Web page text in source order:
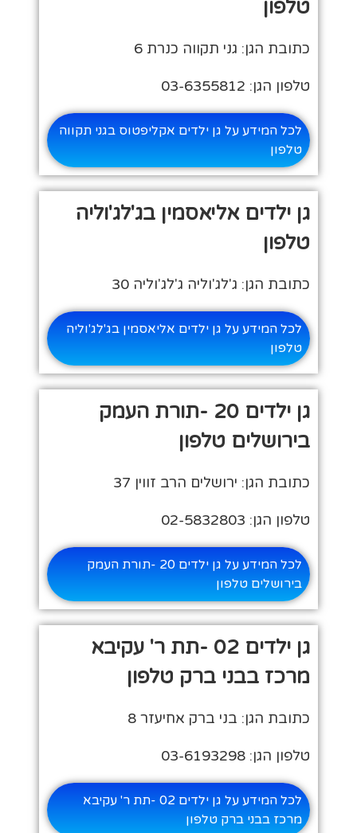
טלפון
כתובת הגן: גני תקווה כנרת 6
טלפון הגן: 03-6355812
לכל המידע על גן ילדים אקליפטוס בגני תקווה
טלפון
גן ילדים אליאסמין בג'לג'וליה
טלפון
כתובת הגן: ג'לג'וליה ג'לג'וליה 30
לכל המידע על גן ילדים אליאסמין בג'לג'וליה
טלפון
גן ילדים 20 -תורת העמק
בירושלים טלפון
כתובת הגן: ירושלים הרב זווין 37
טלפון הגן: 02-5832803
לכל המידע על גן ילדים 20 -תורת העמק
בירושלים טלפון
גן ילדים 02 -תת ר' עקיבא
מרכז בבני ברק טלפון
כתובת הגן: בני ברק אחיעזר 8
טלפון הגן: 03-6193298
לכל המידע על גן ילדים 02 -תת ר' עקיבא
מרכז בבני ברק טלפון